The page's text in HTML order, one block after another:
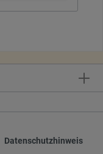
Datenschutzhinweis